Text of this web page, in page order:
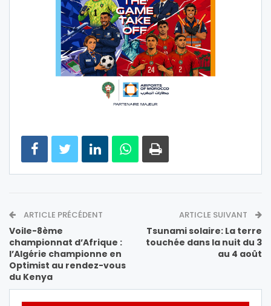
ARTICLE PRÉCÉDENT
Voile-8ème
championnat d’Afrique :
l’Algérie championne en
Optimist au rendez-vous
du Kenya
ARTICLE SUIVANT
Tsunami solaire: La terre
touchée dans la nuit du 3
au 4 août